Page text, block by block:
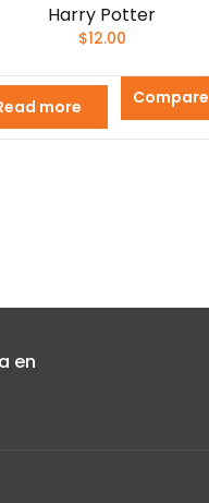
Harry Potter
$12.00
more Compare
en